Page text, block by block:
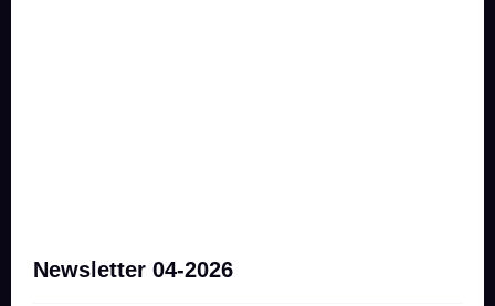
Newsletter 04-2026